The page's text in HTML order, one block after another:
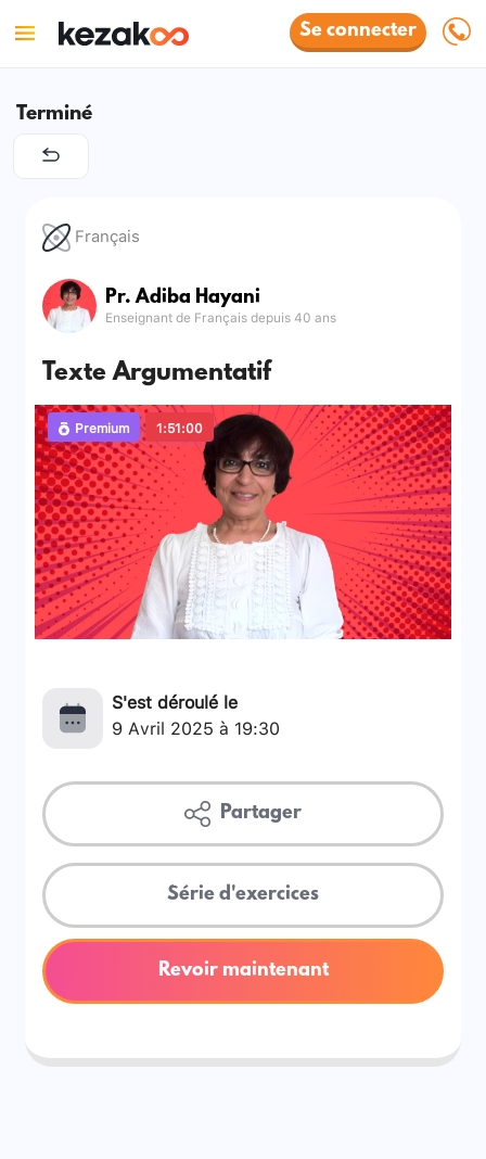
Se connecter
Terminé
Français
Pr. Adiba Hayani
Enseignant de Français depuis 40 ans
Texte Argumentatif
Premium 1:51:00
S'est déroulé le
9 Avril 2025 à 19:30
Partager
Série d'exercices
Revoir maintenant